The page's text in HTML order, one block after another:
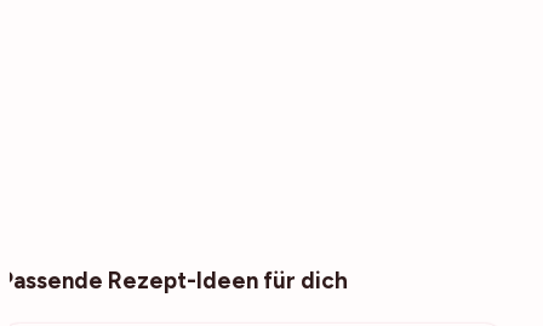
Passende Rezept-Ideen für dich